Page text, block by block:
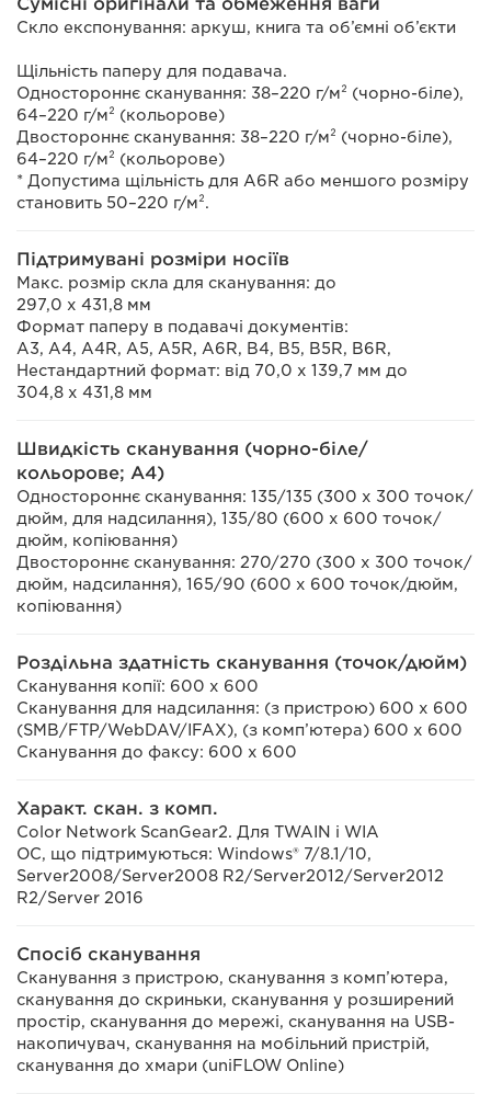
Скло експонування: аркуш, книга та об’ємні об’єкти
Щільність паперу для подавача.
Одностороннє сканування: 38–220 г/м² (чорно-біле),
64–220 г/м² (кольорове)
Двостороннє сканування: 38–220 г/м² (чорно-біле),
64–220 г/м² (кольорове)
* Допустима щільність для A6R або меншого розміру
становить 50–220 г/м².
Підтримувані розміри носіїв
Макс. розмір скла для сканування: до
297,0 x 431,8 мм
Формат паперу в подавачі документів:
A3, A4, A4R, A5, A5R, A6R, B4, B5, B5R, B6R,
Нестандартний формат: від 70,0 x 139,7 мм до
304,8 x 431,8 мм
Швидкість сканування (чорно-біле/
кольорове; A4)
Одностороннє сканування: 135/135 (300 x 300 точок/
дюйм, для надсилання), 135/80 (600 x 600 точок/
дюйм, копіювання)
Двостороннє сканування: 270/270 (300 x 300 точок/
дюйм, надсилання), 165/90 (600 x 600 точок/дюйм,
копіювання)
Роздільна здатність сканування (точок/дюйм)
Сканування копії: 600 x 600
Сканування для надсилання: (з пристрою) 600 x 600
(SMB/FTP/WebDAV/IFAX), (з комп’ютера) 600 x 600
Сканування до факсу: 600 x 600
Характ. скан. з комп.
Color Network ScanGear2. Для TWAIN і WIA
ОС, що підтримуються: Windows® 7/8.1/10,
Server2008/Server2008 R2/Server2012/Server2012
R2/Server 2016
Спосіб сканування
Сканування з пристрою, сканування з комп’ютера,
сканування до скриньки, сканування у розширений
простір, сканування до мережі, сканування на USB-
накопичувач, сканування на мобільний пристрій,
сканування до хмари (uniFLOW Online)